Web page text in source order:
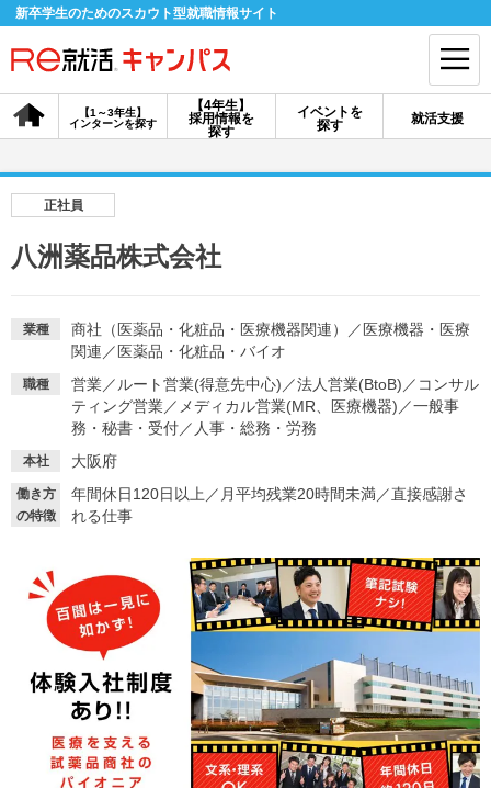
新卒学生のためのスカウト型就職情報サイト
【4年生】
採用情報を
探す
【1～3年生】
インターンを探す
イベントを
探す
就活支援
会員登録 ログイン
採用情報を探す
説明会を探す
インターンを探す
イベントを探す スカウト お知らせ
就活ノウハウ・サポート
お役立ち記事・相談室など
適職診断
あなたに合う仕事を診断！
就活チャンネル
就活ニュースペーパー
就活時事ニュースを更新
よくある質問
不明点があればこちら
正社員
八洲薬品株式会社
業種 商社（医薬品・化粧品・医療機器関連） ／ 医療機器・医療
関連 ／ 医薬品・化粧品・バイオ
職種 営業／ ルート営業(得意先中心) ／法人営業(BtoB) ／ コンサル
ティング営業／ メディカル営業(MR、医療機器) ／一般事
務・秘書・受付／ 人事・総務・労務
本社 大阪府
働き方
の特徴
年間休日120日以上 ／ 月平均残業20時間未満／直接感謝さ
れる仕事